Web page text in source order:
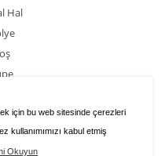
için bu web sitesinde çerezleri
kullanımımızı kabul etmiş
Okuyun
Hal
MEDYA